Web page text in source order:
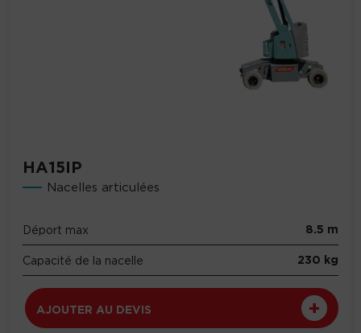
HA15IP
Nacelles articulées
Déport max 8.5 m
Capacité de la nacelle 230 kg
AJOUTER AU DEVIS